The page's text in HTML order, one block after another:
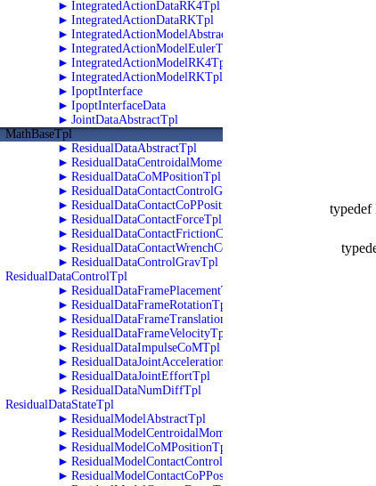
► IntegratedActionDataRK4Tpl
► IntegratedActionDataRKTpl
► IntegratedActionModelAbstractTpl
► IntegratedActionModelEulerTpl
► IntegratedActionModelRK4Tpl
► IntegratedActionModelRKTpl
► IpoptInterface
► IpoptInterfaceData
► JointDataAbstractTpl
MathBaseTpl
► ResidualDataAbstractTpl
► ResidualDataCentroidalMomentumTpl
► ResidualDataCoMPositionTpl
► ResidualDataContactControlGravTpl
► ResidualDataContactCoPPositionTpl
► ResidualDataContactForceTpl
► ResidualDataContactFrictionConeTpl
► ResidualDataContactWrenchConeTpl
► ResidualDataControlGravTpl
ResidualDataControlTpl
► ResidualDataFramePlacementTpl
► ResidualDataFrameRotationTpl
► ResidualDataFrameTranslationTpl
► ResidualDataFrameVelocityTpl
► ResidualDataImpulseCoMTpl
► ResidualDataJointAccelerationTpl
► ResidualDataJointEffortTpl
► ResidualDataNumDiffTpl
ResidualDataStateTpl
► ResidualModelAbstractTpl
► ResidualModelCentroidalMomentumTpl
► ResidualModelCoMPositionTpl
► ResidualModelContactControlGravTpl
► ResidualModelContactCoPPositionTpl
typedef